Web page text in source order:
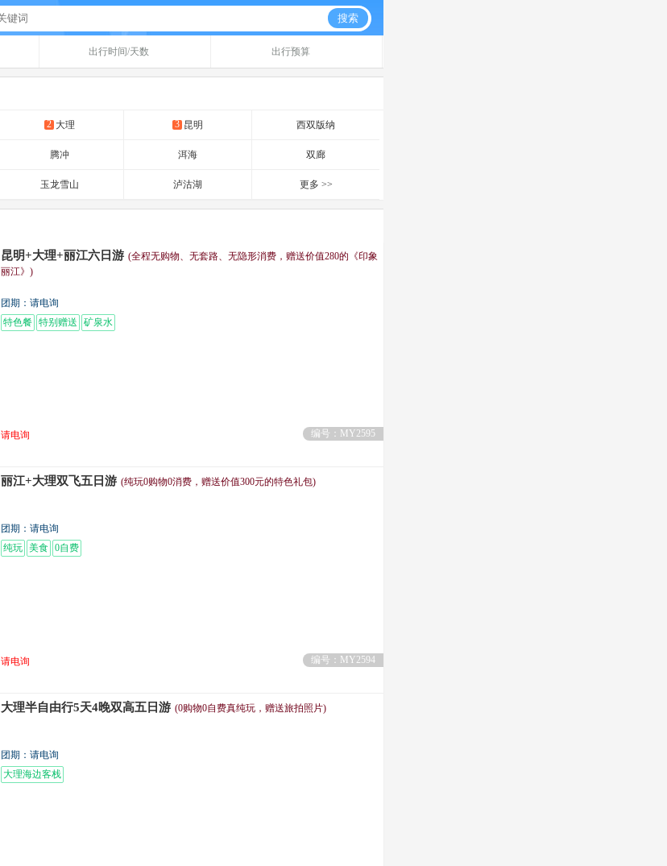
搜索
出行时间/天数 出行预算
2 大理 3 昆明 西双版纳
腾冲 洱海 双廊
玉龙雪山 泸沽湖 更多 >>
昆明+大理+丽江六日游 (全程无购物、无套路、无隐形消费，赠送价值280的《印象
丽江》)
团期：请电询
特色餐 特别赠送 矿泉水
请电询
编号：MY2595
丽江+大理双飞五日游 (纯玩0购物0消费，赠送价值300元的特色礼包)
团期：请电询
纯玩 美食 0自费
请电询
编号：MY2594
大理半自由行5天4晚双高五日游 (0购物0自费真纯玩，赠送旅拍照片)
团期：请电询
大理海边客栈